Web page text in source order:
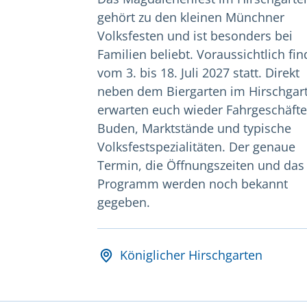
gehört zu den kleinen Münchner
Volksfesten und ist besonders bei
Familien beliebt. Voraussichtlich
vom 3. bis 18. Juli 2027 statt. Direkt
neben dem Biergarten im
erwarten euch wieder
Buden, Marktstände und typische
Volksfestspezialitäten. Der genaue
Termin, die Öffnungszeiten und das
Programm werden noch bekannt
gegeben.
Datum und
Königlicher Hirschgarten